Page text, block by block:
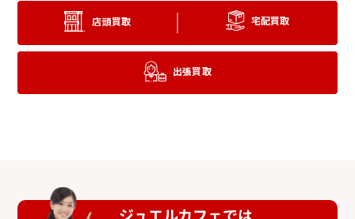
店頭買取 宅配買取
出張買取
ジュエルカフェでは